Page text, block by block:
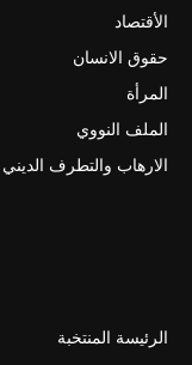
الأقتصاد
حقوق الانسان
المرأة
الملف النووي
الارهاب والتطرف الديني
الرئيسة المنتخبة